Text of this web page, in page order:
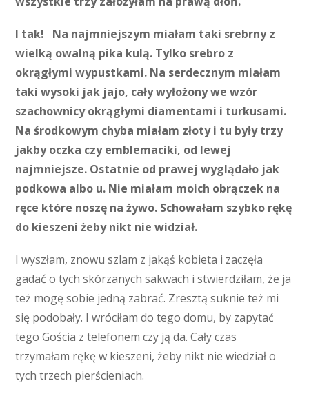
I tak! Na najmniejszym miałam taki srebrny z
wielką owalną pika kulą. Tylko srebro z
okrągłymi wypustkami. Na serdecznym miałam
taki wysoki jak jajo, cały wyłożony we wzór
szachownicy okrągłymi diamentami i turkusami.
Na środkowym chyba miałam złoty i tu były trzy
jakby oczka czy emblemaciki, od lewej
najmniejsze. Ostatnie od prawej wyglądało jak
podkowa albo u. Nie miałam moich obrączek na
ręce które noszę na żywo. Schowałam szybko rękę
do kieszeni żeby nikt nie widział.
I wyszłam, znowu szlam z jakąś kobieta i zaczęła
gadać o tych skórzanych sakwach i stwierdziłam, że ja
też mogę sobie jedną zabrać. Zresztą suknie też mi
się podobały. I wróciłam do tego domu, by zapytać
tego Gościa z telefonem czy ją da. Cały czas
trzymałam rękę w kieszeni, żeby nikt nie wiedział o
tych trzech pierścieniach.